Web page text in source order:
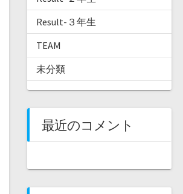
Result-３年生
TEAM
未分類
最近のコメント